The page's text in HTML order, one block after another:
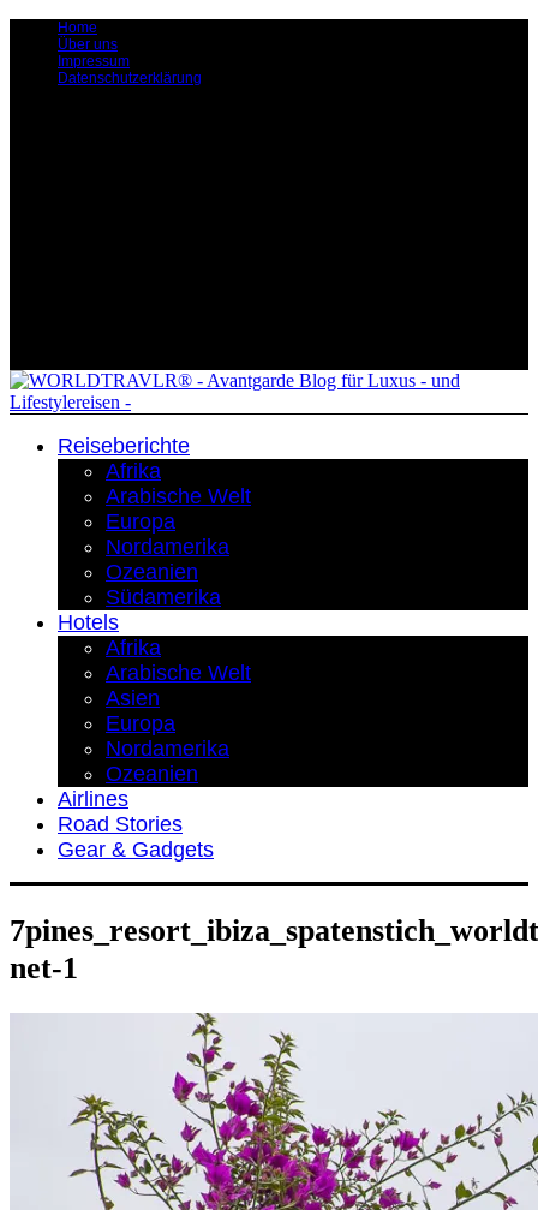
Home
Über uns
Impressum
Datenschutzerklärung
Reiseberichte
Afrika
Arabische Welt
Europa
Nordamerika
Ozeanien
Südamerika
Hotels
Afrika
Arabische Welt
Asien
Europa
Nordamerika
Ozeanien
Airlines
Road Stories
Gear & Gadgets
net-1